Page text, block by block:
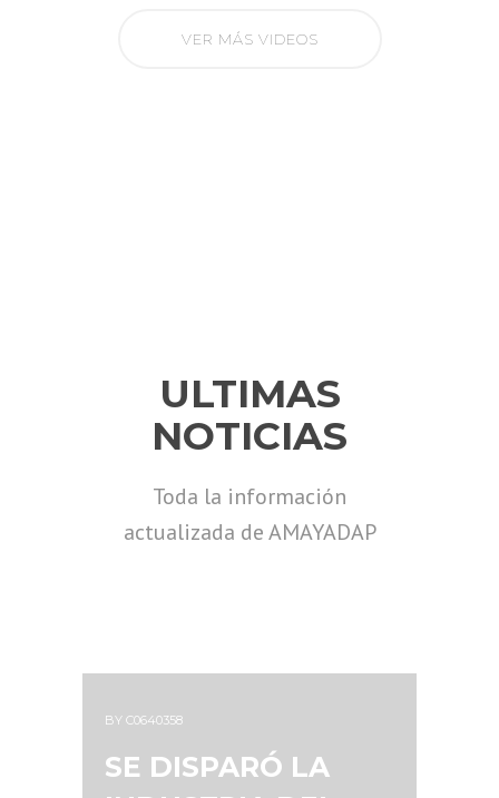
VER MÁS VIDEOS
ULTIMAS
NOTICIAS
Toda la información
actualizada de AMAYADAP
BY C0640358
SE DISPARÓ LA